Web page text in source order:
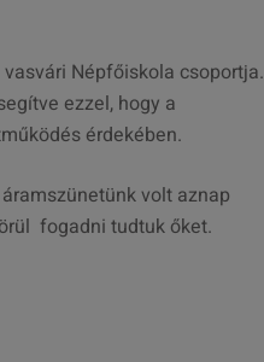
Népfőiskola csoportja.
ezzel, hogy a
érdekében.
volt aznap
fogadni tudtuk őket.